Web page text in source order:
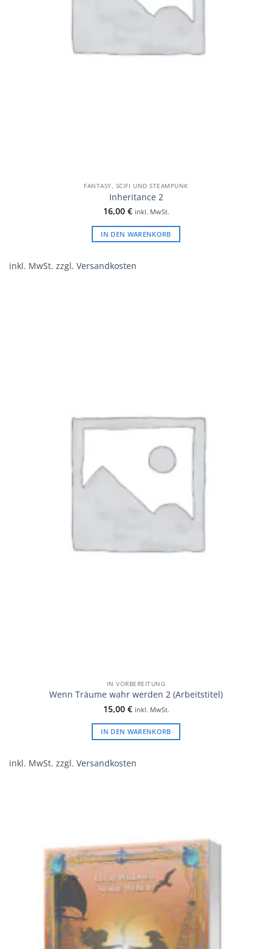
FANTASY, SCIFI UND STEAMPUNK
Inheritance 2
16,00 € inkl. MwSt.
IN DEN WARENKORB
inkl. MwSt. zzgl. Versandkosten
IN VORBEREITUNG
Wenn Träume wahr werden 2 (Arbeitstitel)
15,00 € inkl. MwSt.
IN DEN WARENKORB
inkl. MwSt. zzgl. Versandkosten